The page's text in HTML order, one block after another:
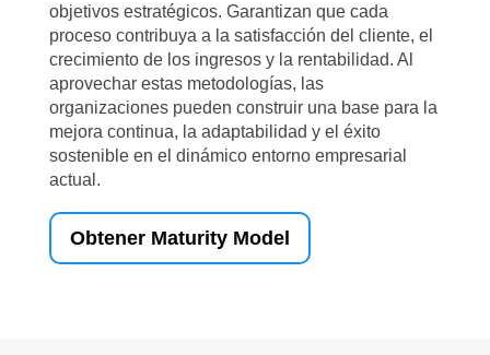
objetivos estratégicos. Garantizan que cada
proceso contribuya a la satisfacción del cliente, el
crecimiento de los ingresos y la rentabilidad. Al
aprovechar estas metodologías, las
organizaciones pueden construir una base para la
mejora continua, la adaptabilidad y el éxito
sostenible en el dinámico entorno empresarial
actual.
Obtener Maturity Model